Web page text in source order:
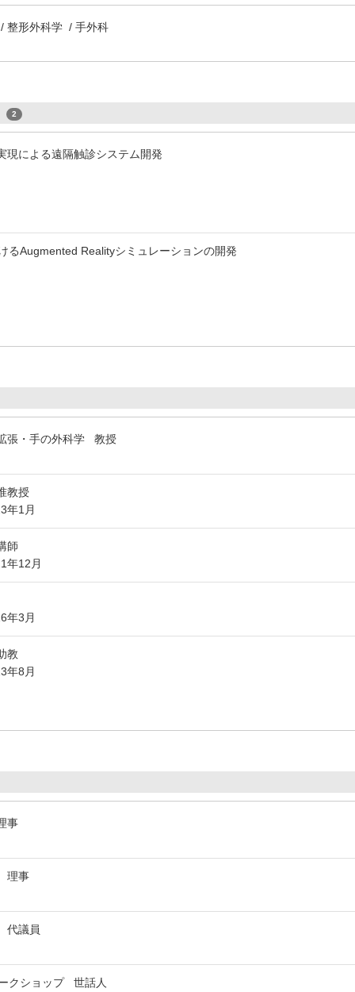
整形外科学 / 手外科
2
現による遠隔触診システム開発
るAugmented Realityシミュレーションの開発
張・手の外科学 教授
教授
年1月
師
年12月
年3月
教
年8月
事
理事
代議員
クショップ 世話人